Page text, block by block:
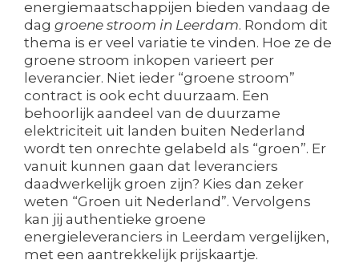
energiemaatschappijen bieden vandaag de
dag groene stroom in Leerdam. Rondom dit
thema is er veel variatie te vinden. Hoe ze de
groene stroom inkopen varieert per
leverancier. Niet ieder “groene stroom”
contract is ook echt duurzaam. Een
behoorlijk aandeel van de duurzame
elektriciteit uit landen buiten Nederland
wordt ten onrechte gelabeld als “groen”. Er
vanuit kunnen gaan dat leveranciers
daadwerkelijk groen zijn? Kies dan zeker
weten “Groen uit Nederland”. Vervolgens
kan jij authentieke groene
energieleveranciers in Leerdam vergelijken,
met een aantrekkelijk prijskaartje.